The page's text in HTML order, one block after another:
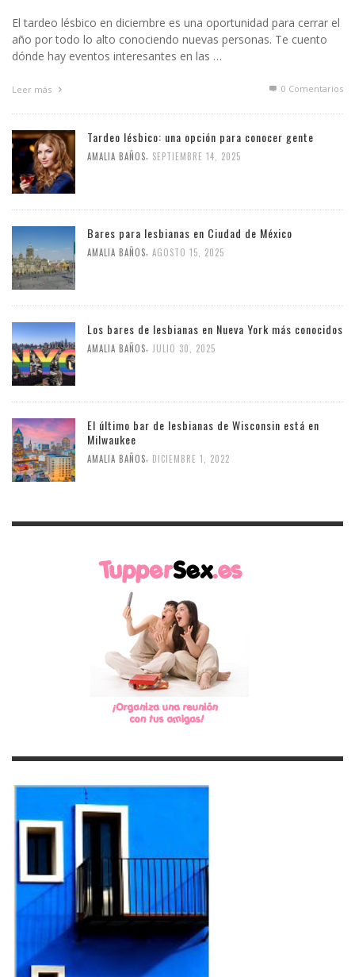
El tardeo lésbico en diciembre es una oportunidad para cerrar el
año por todo lo alto conociendo nuevas personas. Te cuento
dónde hay eventos interesantes en las …
Leer más 0 Comentarios
Tardeo lésbico: una opción para conocer gente
AMALIA BAÑOS SEPTIEMBRE 14, 2025
Bares para lesbianas en Ciudad de México
AMALIA BAÑOS AGOSTO 15, 2025
Los bares de lesbianas en Nueva York más conocidos
AMALIA BAÑOS JULIO 30, 2025
El último bar de lesbianas de Wisconsin está en
Milwaukee
AMALIA BAÑOS DICIEMBRE 1, 2022